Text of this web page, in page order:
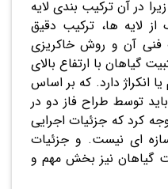
در آن ترکیب بندی لایه
لایه ها، ترکیب دقیق
آن و روش خاکریزی
گیاهان با ارتفاع بالای
انکراژ دارد. که بر اساس
توسط طراح فاز دو در
کرد که جزئیات اجرایی
ای نیست. و جزئیات
گیاهان نیز بخش مهم و